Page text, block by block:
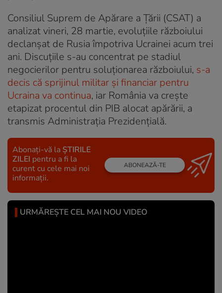
Consiliul Suprem de Apărare a Țării (CSAT) a
analizat vineri, 28 martie, evoluțiile războiului
declanșat de Rusia împotriva Ucrainei acum trei
ani. Discuțiile s-au concentrat pe stadiul
negocierilor pentru soluționarea războiului, s-a
decis că sprijinul militar și financiar pentru
Ucraina va continua, iar România va crește
etapizat procentul din PIB alocat apărării, a
transmis Administrația Prezidențială.
Abonați-vă la ȘTIRILE
ZILEI pentru a fi la
curent cu cele mai noi
informații.
ABONEAZĂ-TE
URMĂREȘTE CEL MAI NOU VIDEO